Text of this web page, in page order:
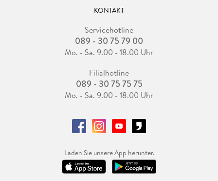
KONTAKT
Servicehotline
089 - 30 75 79 00
Mo. - Sa. 9.00 - 18.00 Uhr
Filialhotline
089 - 30 75 75 75
Mo. - Sa. 9.00 - 18.00 Uhr
Laden Sie unsere App herunter.